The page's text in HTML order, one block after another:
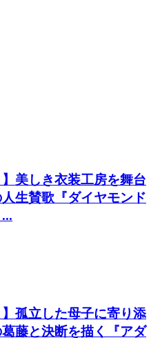
】美しき衣装工房を舞台
生賛歌『ダイヤモンド
】孤立した母子に寄り添
藤と決断を描く『アダ